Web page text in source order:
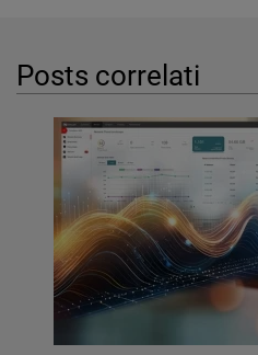
Posts correlati